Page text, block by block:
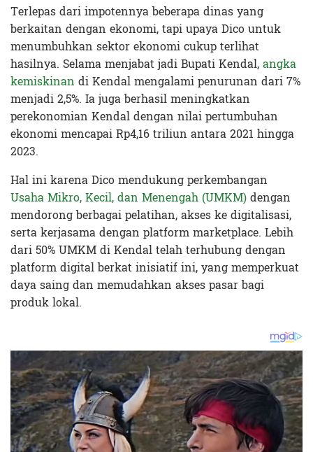
Terlepas dari impotennya beberapa dinas yang
berkaitan dengan ekonomi, tapi upaya Dico untuk
menumbuhkan sektor ekonomi cukup terlihat
hasilnya. Selama menjabat jadi Bupati Kendal,angka
kemiskinan di Kendal mengalami penurunan dari 7%
menjadi 2,5%. Ia juga berhasil meningkatkan
perekonomian Kendal dengan nilai pertumbuhan
ekonomi mencapai Rp4,16 triliun antara 2021 hingga
2023.
Hal ini karena Dico mendukung perkembangan
Usaha Mikro, Kecil, dan Menengah (UMKM)dengan
mendorong berbagai pelatihan, akses ke digitalisasi,
serta kerjasama dengan platform marketplace. Lebih
dari 50% UMKM di Kendal telah terhubung dengan
platform digital berkat inisiatif ini, yang memperkuat
daya saing dan memudahkan akses pasar bagi
produk lokal.